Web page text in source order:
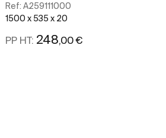
Ref: A259111000
1500 x 535 x 20
PP HT: 248 ,00 €